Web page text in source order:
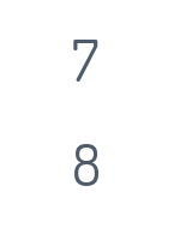
7
8